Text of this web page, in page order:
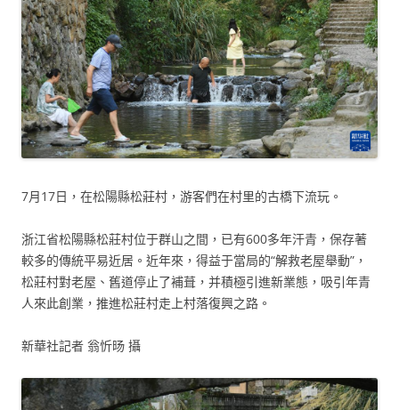
7月17日，在松陽縣松莊村，游客們在村里的古橋下流玩。
浙江省松陽縣松莊村位于群山之間，已有600多年汗青，保存著
較多的傳統平易近居。近年來，得益于當局的“解救老屋舉動”，
松莊村對老屋、舊道停止了補葺，并積極引進新業態，吸引年青
人來此創業，推進松莊村走上村落復興之路。
新華社記者 翁忻旸 攝